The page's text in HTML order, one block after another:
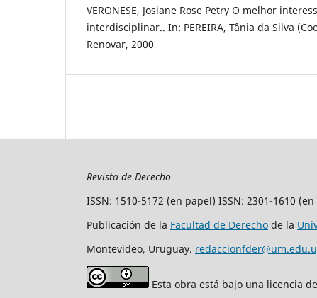
VERONESE, Josiane Rose Petry O melhor
interdisciplinar.. In: PEREIRA, Tânia da Silva
Renovar, 2000
Revista de Derecho
ISSN: 1510-5172 (en papel) ISSN: 2301-1610
Publicación de la Facultad de Derecho de la
Montevideo, Uruguay.
Esta obra está bajo una licencia de